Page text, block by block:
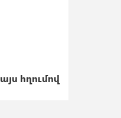
այս հղումով